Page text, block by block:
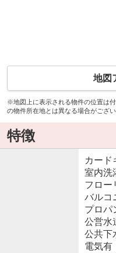
地図
※地図上に表示される物件の位置は
の物件所在地とは異なる場合がござい
特徴
カード
室内洗
フロー
バルコ
プロパ
公営水
公共下
電気有